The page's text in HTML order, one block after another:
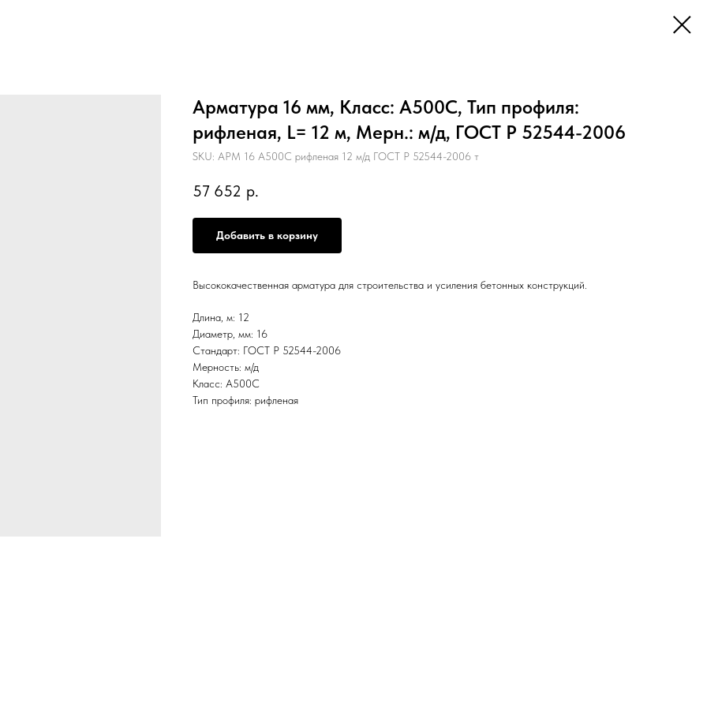
Арматура 16 мм, Класс: А500С, Тип профиля:
рифленая, L= 12 м, Мерн.: м/д, ГОСТ Р 52544-2006
SKU: АРМ 16 А500С рифленая 12 м/д ГОСТ Р 52544-2006 т
57 652 р.
Добавить в корзину
Высококачественная арматура для строительства и усиления бетонных конструкций.
Длина, м: 12
Диаметр, мм: 16
Стандарт: ГОСТ Р 52544-2006
Мерность: м/д
Класс: А500С
Тип профиля: рифленая